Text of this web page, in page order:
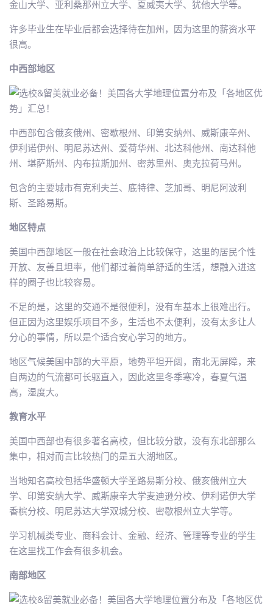
金山大学、亚利桑那州立大学、夏威夷大学、犹他大学等。
许多毕业生在毕业后都会选择待在加州，因为这里的薪资水平
很高。
中西部地区
中西部包含俄亥俄州、密歇根州、印第安纳州、威斯康辛州、
伊利诺伊州、明尼苏达州、爱荷华州、北达科他州、南达科他
州、堪萨斯州、内布拉斯加州、密苏里州、奥克拉荷马州。
包含的主要城市有克利夫兰、底特律、芝加哥、明尼阿波利
斯、圣路易斯。
地区特点
美国中西部地区一般在社会政治上比较保守，这里的居民个性
开放、友善且坦率，他们都过着简单舒适的生活，想融入进这
样的圈子也比较容易。
不足的是，这里的交通不是很便利，没有车基本上很难出行。
但正因为这里娱乐项目不多，生活也不太便利，没有太多让人
分心的事情，所以是个适合安心学习的地方。
地区气候美国中部的大平原，地势平坦开阔，南北无屏障，来
自两边的气流都可长驱直入，因此这里冬季寒冷，春夏气温
高，湿度大。
教育水平
美国中西部也有很多著名高校，但比较分散，没有东北部那么
集中，相对而言比较热门的是五大湖地区。
当地知名高校包括华盛顿大学圣路易斯分校、俄亥俄州立大
学、印第安纳大学、威斯康辛大学麦迪逊分校、伊利诺伊大学
香槟分校、明尼苏达大学双城分校、密歇根州立大学等。
学习机械类专业、商科会计、金融、经济、管理等专业的学生
在这里找工作会有很多机会。
南部地区